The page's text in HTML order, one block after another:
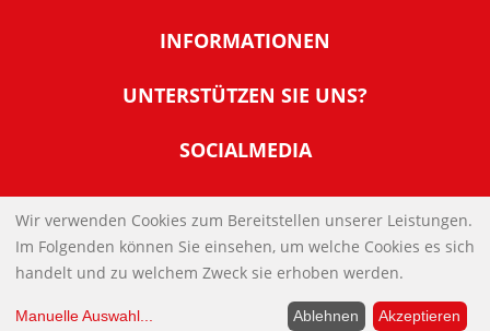
INFORMATIONEN
Warum NachDenkSeiten
Tipps zur Nutzung der NachDenkSeiten
Banner und E-Mail-Signaturen
Links
Kontakt
Impressum
UNTERSTÜTZEN SIE UNS?
Werden Sie Fördermitglied
Spenden Sie Online
SOCIALMEDIA
IMPRESSUM
DATENSCHUTZERKLÄRUNG
Wir verwenden Cookies zum Bereitstellen unserer Leistungen.
Im Folgenden können Sie einsehen, um welche Cookies es sich
handelt und zu welchem Zweck sie erhoben werden.
Manuelle Auswahl... Ablehnen Akzeptieren